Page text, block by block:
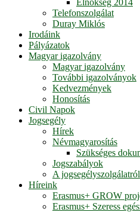
Elnökség 2014
Telefonszolgálat
Duray Miklós
Irodáink
Pályázatok
Magyar igazolvány
Magyar igazolvány
További igazolványok
Kedvezmények
Honosítás
Civil Napok
Jogsegély
Hírek
Névmagyarosítás
Szükséges
Jogszabályok
A jogsegélyszolgálatról
Híreink
Erasmus+ GROW
Erasmus+ Szeress